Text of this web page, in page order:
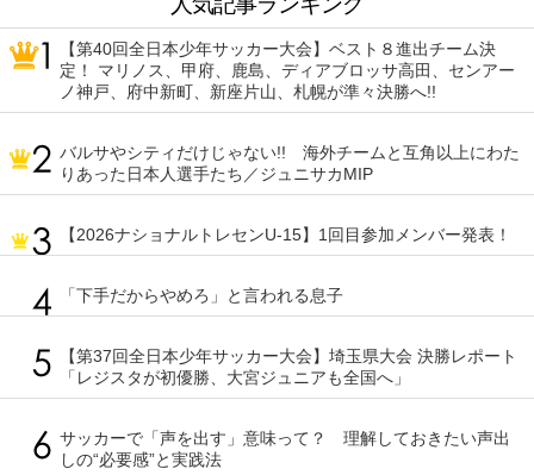
【第40回全日本少年サッカー大会】ベスト８進出チーム決
定！ マリノス、甲府、鹿島、ディアブロッサ高田、センアー
ノ神戸、府中新町、新座片山、札幌が準々決勝へ!!
バルサやシティだけじゃない!! 海外チームと互角以上にわた
りあった日本人選手たち／ジュニサカMIP
【2026ナショナルトレセンU-15】1回目参加メンバー発表！
「下手だからやめろ」と言われる息子
【第37回全日本少年サッカー大会】埼玉県大会 決勝レポート
「レジスタが初優勝、大宮ジュニアも全国へ」
サッカーで「声を出す」意味って？ 理解しておきたい声出
しの“必要感”と実践法